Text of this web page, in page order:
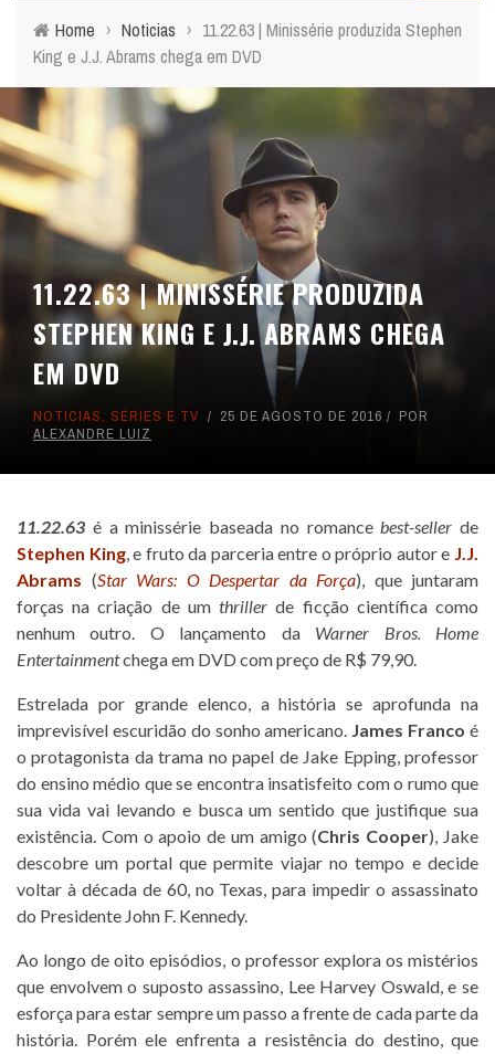
Home › Noticias › 11.22.63 | Minissérie produzida Stephen
King e J.J. Abrams chega em DVD
11.22.63 | MINISSÉRIE PRODUZIDA
STEPHEN KING E J.J. ABRAMS CHEGA
EM DVD
NOTICIAS, SÉRIES E TV 25 DE AGOSTO DE 2016
POR
ALEXANDRE LUIZ
11.22.63 é a minissérie baseada no romancebest-seller de
Stephen King, e fruto da parceria entre o próprio autor e J.J.
Abrams (Star Wars: O Despertar da Força), que juntaram
forças na criação de umthriller de ficção científica como
nenhum outro. O lançamento da Warner Bros. Home
Entertainmentchega em DVD com preço de R$ 79,90.
Estrelada por grande elenco, a história se aprofunda na
imprevisível escuridão do sonho americano. James Franco é
o protagonista da trama no papel de Jake Epping, professor
do ensino médio que se encontra insatisfeito com o rumo que
sua vida vai levando e busca um sentido que justifique sua
existência. Com o apoio de um amigo (Chris Cooper), Jake
descobre um portal que permite viajar no tempo e decide
voltar à década de 60, no Texas, para impedir o assassinato
do Presidente John F. Kennedy.
Ao longo de oito episódios, o professor explora os mistérios
que envolvem o suposto assassino, Lee Harvey Oswald, e se
esforça para estar sempre um passo a frente de cada parte da
história. Porém ele enfrenta a resistência do destino, que